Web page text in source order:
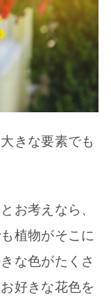
きな要素でも
お考えなら、
植物がそこに
な色がたくさ
好きな花色を